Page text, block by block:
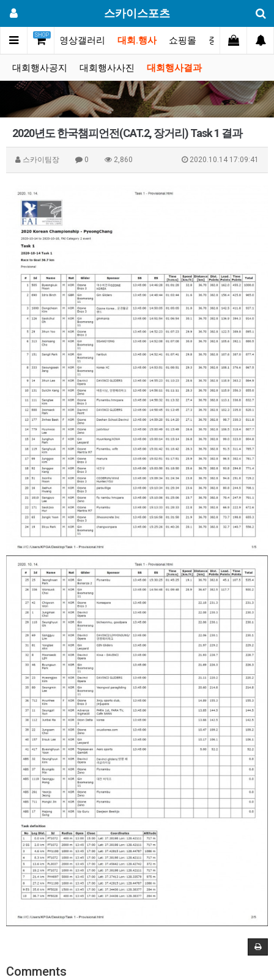
스카이스포츠
SHOP
스토리 동영상갤러리 대회.행사 쇼핑몰 중고장터 고
대회행사공지 대회행사사진 대회행사결과
2020년도 한국챔피언전(CAT.2, 장거리) Task 1 결과
스카이팀장 0 2,860 2020.10.14 17:09:41
Comments